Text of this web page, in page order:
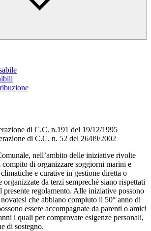
di C.C. n.191 del 19/12/1995
di C.C. n. 52 del 26/09/2002
nell’ambito delle iniziative rivolte
compito di organizzare soggiorni marini e
e curative in gestione diretta o
da terzi semprechè siano rispettati
presente regolamento. Alle iniziative possono
che abbiano compiuto il 50° anno di
essere accompagnate da parenti o amici
i quali per comprovate esigenze personali,
di sostegno.